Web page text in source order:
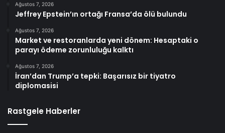
Ağustos 7, 2026
Jeffrey Epstein’ın ortağı Fransa’da ölü bulundu
Ağustos 7, 2026
Market ve restoranlarda yeni dönem: Hesaptaki o
parayı ödeme zorunluluğu kalktı
Ağustos 7, 2026
İran’dan Trump’a tepki: Başarısız bir tiyatro
diplomasisi
Rastgele Haberler